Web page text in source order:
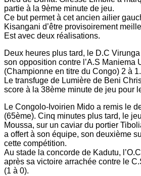
partie à la 9ème minute de jeu.
Ce but permet à cet ancien ailier
Kisangani d’être provisoirement
Est avec deux réalisations.
Deux heures plus tard, le D.C
son opposition contre l’A.S Maniema
(Championne en titre du Congo) 2 à 1.
Le transfuge de Lumière de Beni
score à la 38ème minute de jeu pour
Le Congolo-Ivoirien Mido a remis le
(65ème). Cinq minutes plus tard, le
Moussa, sur un caviar du portier
a offert à son équipe, son deuxième
cette compétition.
Au stade la concorde de Kadutu,
après sa victoire arrachée contre le
(1 à 0).